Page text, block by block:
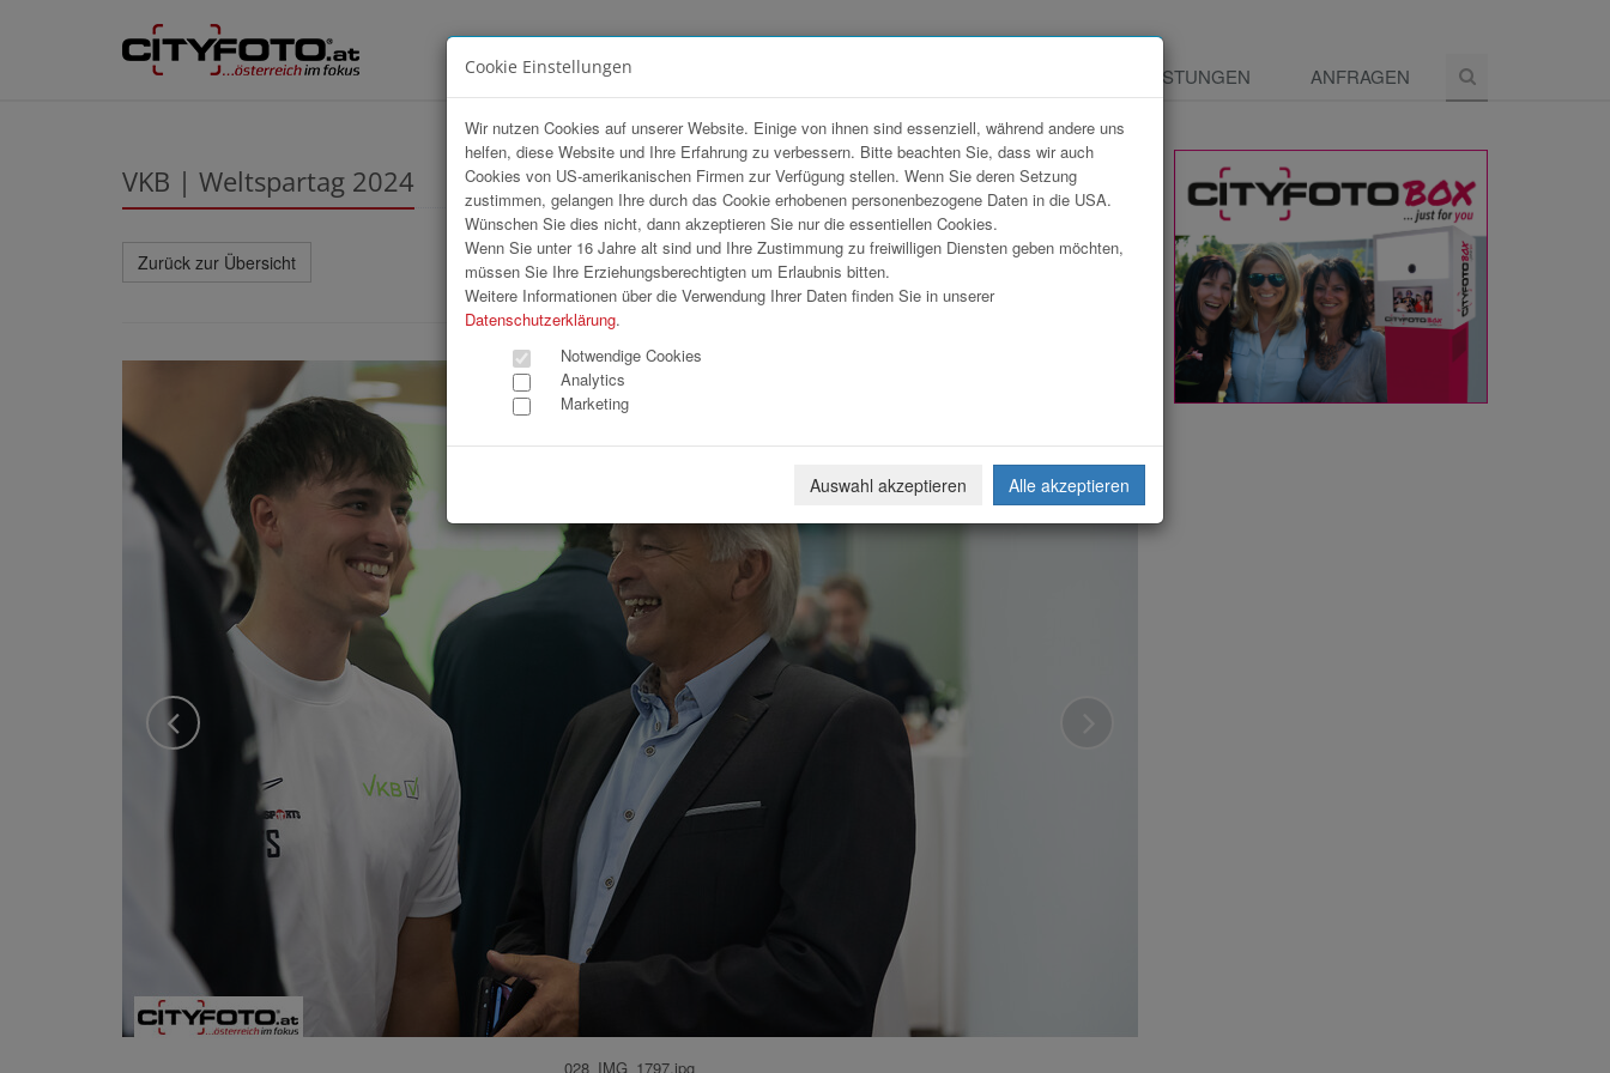
LEISTUNGEN ANFRAGEN
VKB | Weltspartag 2024
Zurück zur Übersicht Download Weiterleiten
028_IMG_1797.jpg
Cookie Einstellungen
Wir nutzen Cookies auf unserer Website. Einige von ihnen sind essenziell, während andere uns
helfen, diese Website und Ihre Erfahrung zu verbessern. Bitte beachten Sie, dass wir auch
Cookies von US-amerikanischen Firmen zur Verfügung stellen. Wenn Sie deren Setzung
zustimmen, gelangen Ihre durch das Cookie erhobenen personenbezogene Daten in die USA.
Wünschen Sie dies nicht, dann akzeptieren Sie nur die essentiellen Cookies.
Wenn Sie unter 16 Jahre alt sind und Ihre Zustimmung zu freiwilligen Diensten geben möchten,
müssen Sie Ihre Erziehungsberechtigten um Erlaubnis bitten.
Weitere Informationen über die Verwendung Ihrer Daten finden Sie in unserer
Datenschutzerklärung.
Notwendige Cookies
Analytics
Marketing
Auswahl akzeptieren Alle akzeptieren